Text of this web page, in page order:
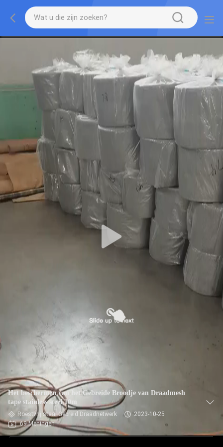
Het beschermen van het Gebreide Broodje van Draadmesh
tape stainless steel 10m
Roestvrij staal Gebreid Draadnetwerk
2023-10-25
69 Meningen